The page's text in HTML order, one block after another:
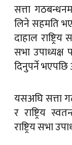
सत्ता
लिने सहमति
दाहाल
सभा
दिनुपर्ने भएपछि
यसअघि सत्ता
र राष्ट्रिय
राष्ट्रिय सभा